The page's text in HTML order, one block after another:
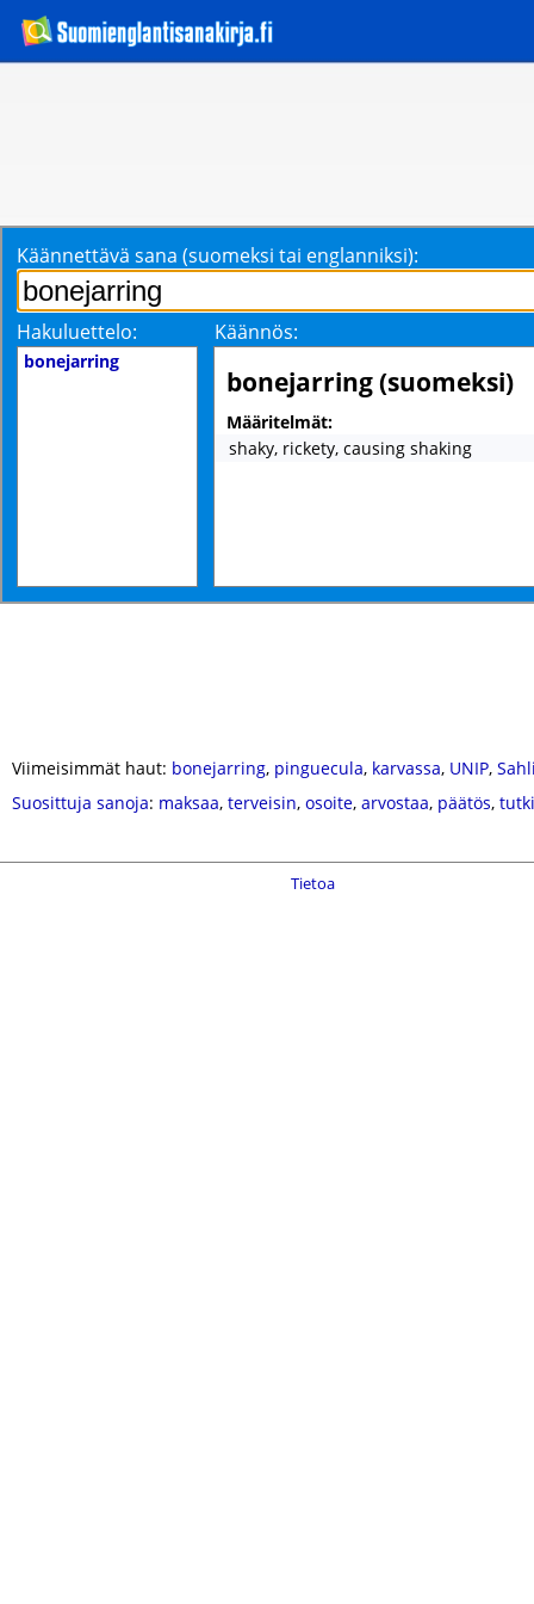
Käännettävä sana (suomeksi tai englanniksi):
Hakuluettelo: Käännös:
bonejarring
bonejarring (suomeksi)
Määritelmät:
shaky, rickety, causing shaking
Viimeisimmät haut: bonejarring, pinguecula, karvassa, UNIP,
Suosittuja sanoja: maksaa, terveisin, osoite, arvostaa, päätös,
Tietoa